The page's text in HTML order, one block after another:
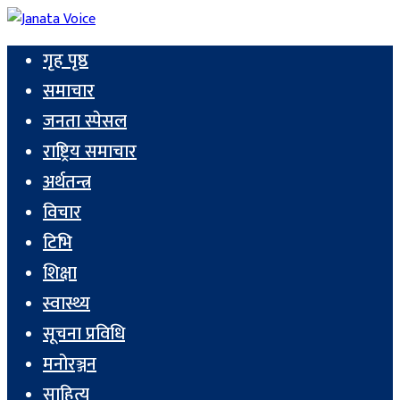
गृह पृष्ठ
समाचार
जनता स्पेसल
राष्ट्रिय समाचार
अर्थतन्त्र
विचार
टिभि
शिक्षा
स्वास्थ्य
सूचना प्रविधि
मनोरञ्जन